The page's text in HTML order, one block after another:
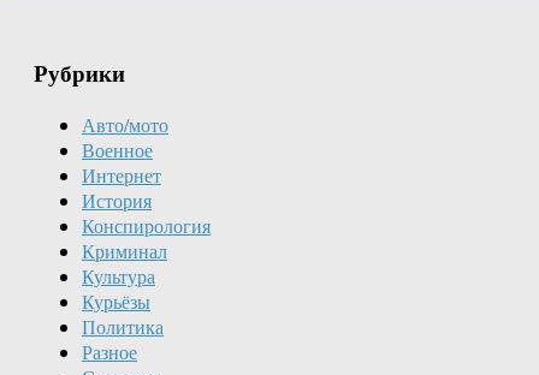
Рубрики
Авто/мото
Военное
Интернет
История
Конспирология
Криминал
Культура
Курьёзы
Политика
Разное